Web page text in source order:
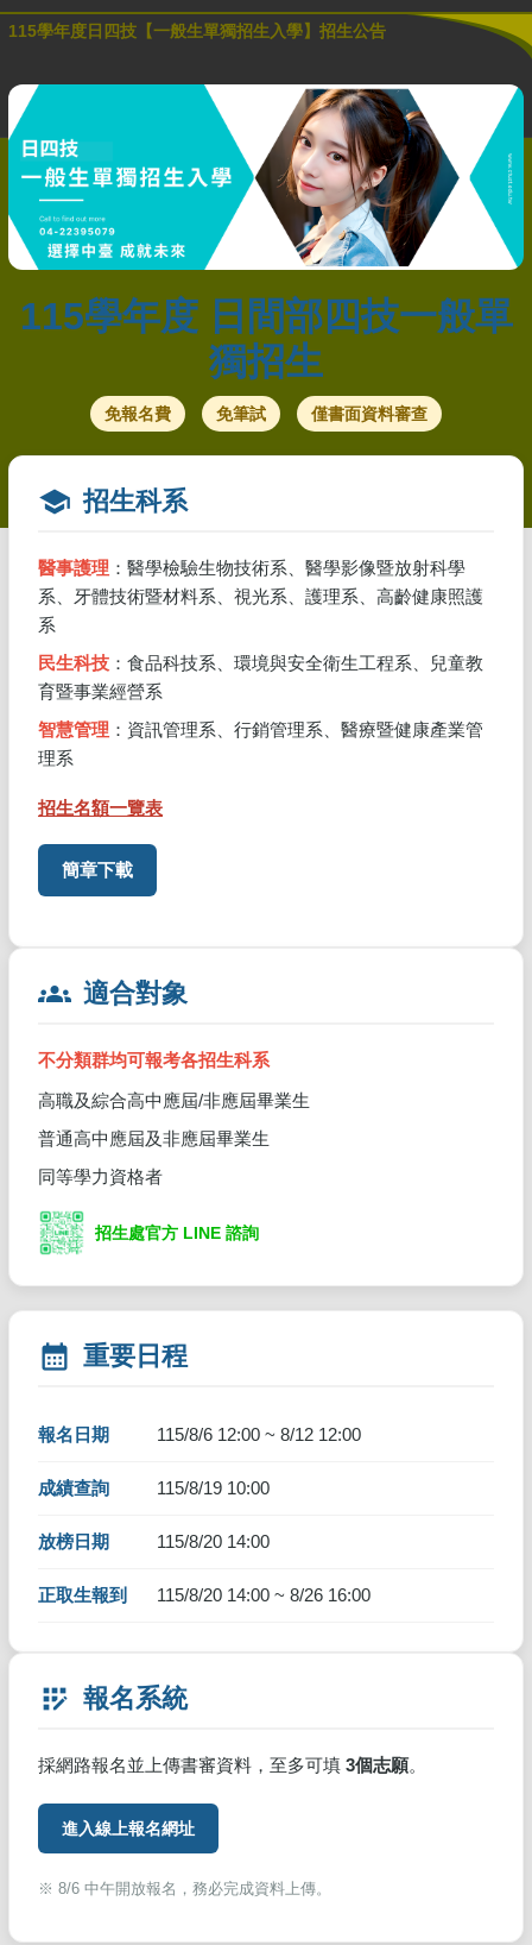
115學年度日四技【一般生單獨招生入學】招生公告
115學年度 日間部四技一般單
獨招生
免報名費 免筆試 僅書面資料審查
school 招生科系
醫事護理 ：醫學檢驗生物技術系、醫學影像暨放射科學
系、牙體技術暨材料系、視光系、護理系、高齡健康照護
系
民生科技 ：食品科技系、環境與安全衛生工程系、兒童教
育暨事業經營系
智慧管理 ：資訊管理系、行銷管理系、醫療暨健康產業管
理系
招生名額一覽表
簡章下載
groups 適合對象
不分類群均可報考各招生科系
高職及綜合高中應屆/非應屆畢業生
普通高中應屆及非應屆畢業生
同等學力資格者
招生處官方 LINE 諮詢
calendar_month 重要日程
報名日期 115/8/6 12:00 ~ 8/12 12:00
成績查詢 115/8/19 10:00
放榜日期 115/8/20 14:00
正取生報到 115/8/20 14:00 ~ 8/26 16:00
app_registration 報名系統
採網路報名並上傳書審資料，至多可填 3個志願。
進入線上報名網址
※ 8/6 中午開放報名，務必完成資料上傳。